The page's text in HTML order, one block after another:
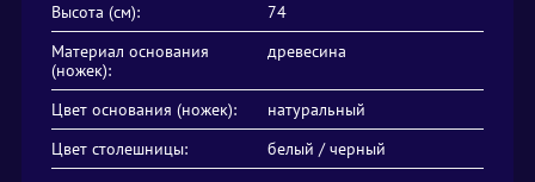
Высота (см):
74
Материал основания
(ножек):
древесина
Цвет основания (ножек):
натуральный
Цвет столешницы:
белый / черный